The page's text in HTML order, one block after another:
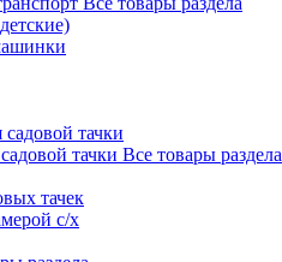
тачки
тачки Все товары раздела
тачек
с/х